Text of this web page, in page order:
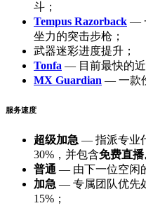
斗；
Tempus Razorback —
坐力的突击步枪；
武器迷彩进度提升；
Tonfa — 目前最快的近
MX Guardian — 一款
服务速度
超级加急 — 指派专业
30%，并包含免费直播
普通 — 由下一位空闲
加急 — 专属团队优先
15%；